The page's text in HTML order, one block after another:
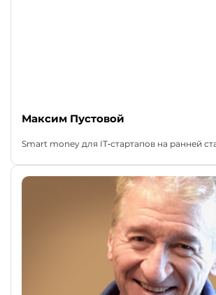
Максим Пустовой
Smart money для IT‑стартапов на ранней